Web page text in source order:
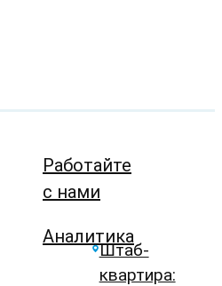
Работайте
с нами
Аналитика
Штаб-
квартира: